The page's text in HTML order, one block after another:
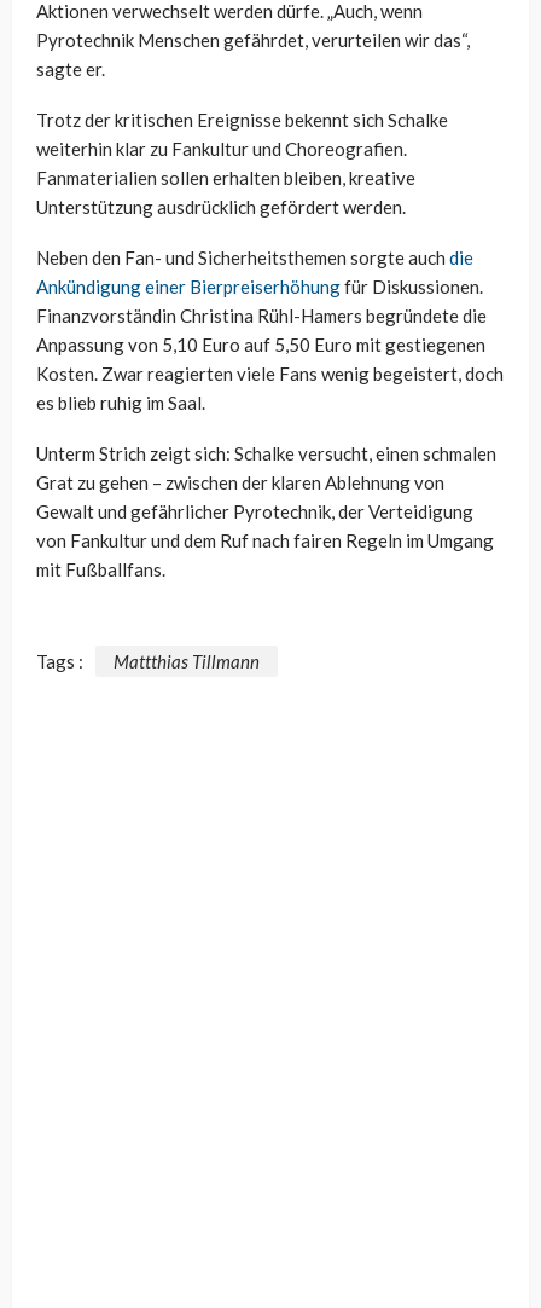
Aktionen verwechselt werden dürfe. „Auch, wenn
Pyrotechnik Menschen gefährdet, verurteilen wir das“,
sagte er.
Trotz der kritischen Ereignisse bekennt sich Schalke
weiterhin klar zu Fankultur und Choreografien.
Fanmaterialien sollen erhalten bleiben, kreative
Unterstützung ausdrücklich gefördert werden.
Neben den Fan- und Sicherheitsthemen sorgte auch die
Ankündigung einer Bierpreiserhöhungfür Diskussionen.
Finanzvorständin Christina Rühl-Hamers begründete die
Anpassung von 5,10 Euro auf 5,50 Euro mit gestiegenen
Kosten. Zwar reagierten viele Fans wenig begeistert, doch
es blieb ruhig im Saal.
Unterm Strich zeigt sich: Schalke versucht, einen schmalen
Grat zu gehen – zwischen der klaren Ablehnung von
Gewalt und gefährlicher Pyrotechnik, der Verteidigung
von Fankultur und dem Ruf nach fairen Regeln im Umgang
mit Fußballfans.
Tags : Mattthias Tillmann